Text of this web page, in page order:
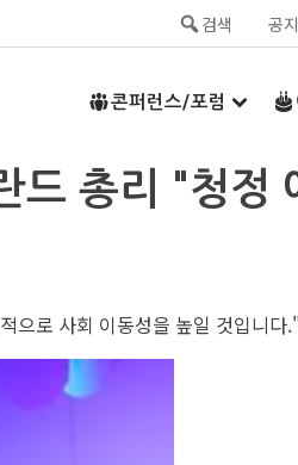
검색 공
콘퍼런스/포럼
총리 "청정
으로 사회 이동성을 높일 것입니다."